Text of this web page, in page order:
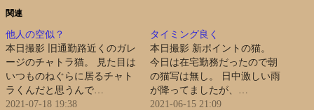
関連
他人の空似？
本日撮影 旧通勤路近くのガレ
ージのチャトラ猫。 見た目は
いつものねぐらに居るチャト
ラくんだと思うんで…
2021-07-18 19:38
タイミング良く
本日撮影 新ポイントの猫。
今日は在宅勤務だったので朝
の猫写は無し。 日中激しい雨
が降ってましたが、…
2021-06-15 21:09